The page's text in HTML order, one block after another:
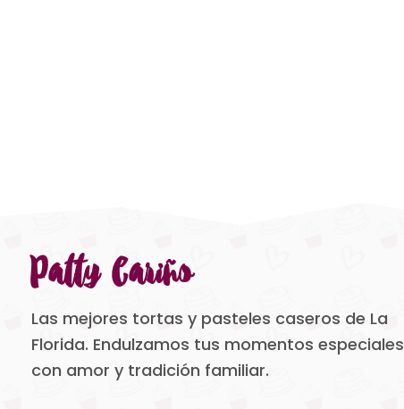
Patty Cariño
Las mejores tortas y pasteles caseros de La
Florida. Endulzamos tus momentos especiales
con amor y tradición familiar.